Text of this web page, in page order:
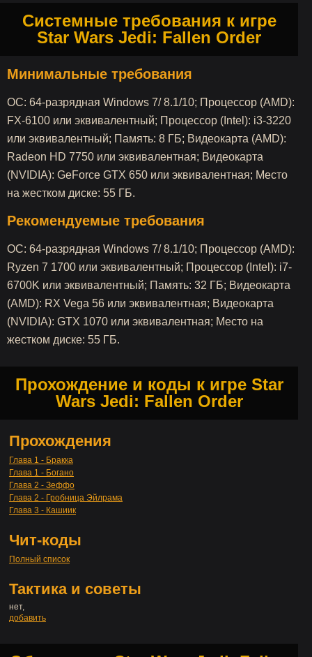
Системные требования к игре
Star Wars Jedi: Fallen Order
Минимальные требования
ОС: 64-разрядная Windows 7/ 8.1/10; Процессор (AMD):
FX-6100 или эквивалентный; Процессор (Intel): i3-3220
или эквивалентный; Память: 8 ГБ; Видеокарта (AMD):
Radeon HD 7750 или эквивалентная; Видеокарта
(NVIDIA): GeForce GTX 650 или эквивалентная; Место
на жестком диске: 55 ГБ.
Рекомендуемые требования
ОС: 64-разрядная Windows 7/ 8.1/10; Процессор (AMD):
Ryzen 7 1700 или эквивалентный; Процессор (Intel): i7-
6700K или эквивалентный; Память: 32 ГБ; Видеокарта
(AMD): RX Vega 56 или эквивалентная; Видеокарта
(NVIDIA): GTX 1070 или эквивалентная; Место на
жестком диске: 55 ГБ.
Прохождение и коды к игре Star
Wars Jedi: Fallen Order
Прохождения
Глава 1 - Бракка
Глава 1 - Богано
Глава 2 - Зеффо
Глава 2 - Гробница Эйлрама
Глава 3 - Кашиик
Чит-коды
Полный список
Тактика и советы
нет,
добавить